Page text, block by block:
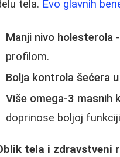
tela. Evo glavnih
Manji nivo holesterola
profilom.
Bolja kontrola šećera
Više omega-3 masnih
doprinose boljoj
tela i zdravstveni